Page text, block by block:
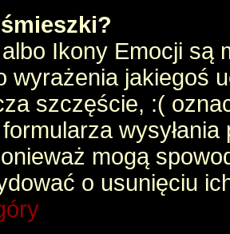
Ikony Emocji są
wyrażenia jakiegoś
szczęście, :(
mogą
o usunięciu